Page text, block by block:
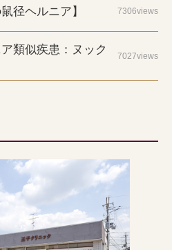
径ヘルニア】 7306views
類似疾患：ヌック
7027views